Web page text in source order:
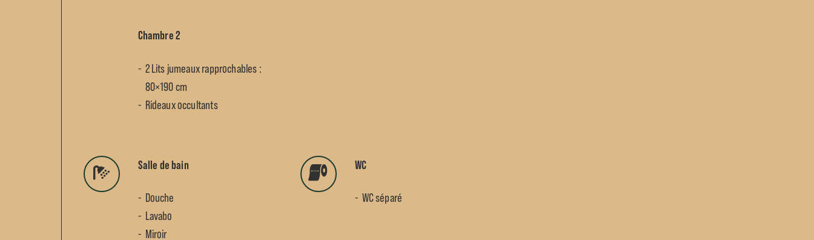
Chambre 2
2 Lits jumeaux rapprochables :
80×190 cm
Rideaux occultants
Salle de bain
Douche
Lavabo
Miroir
WC
WC séparé